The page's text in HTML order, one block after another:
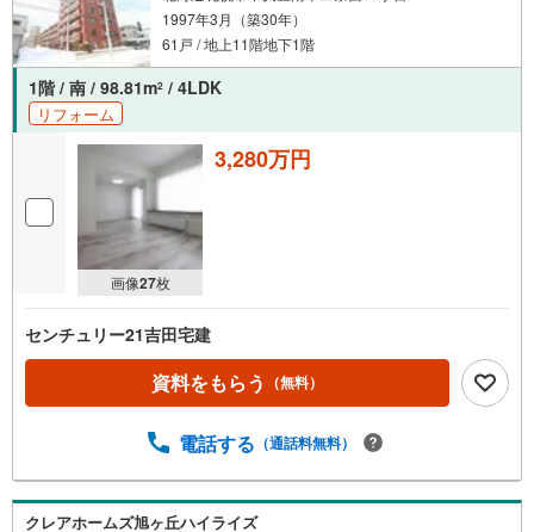
1997年3月（築30年）
61戸 / 地上11階地下1階
1階 / 南 / 98.81m2 / 4LDK
リフォーム
画像27枚
3,280万円
センチュリー21吉田宅建
資料をもらう （無料）
電話する （通話料無料）
クレアホームズ旭ヶ丘ハイライズ